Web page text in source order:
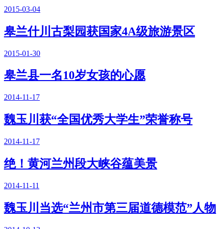
2015-03-04
皋兰什川古梨园获国家4A级旅游景区
2015-01-30
皋兰县一名10岁女孩的心愿
2014-11-17
魏玉川获“全国优秀大学生”荣誉称号
2014-11-17
绝！黄河兰州段大峡谷蕴美景
2014-11-11
魏玉川当选“兰州市第三届道德模范”人物